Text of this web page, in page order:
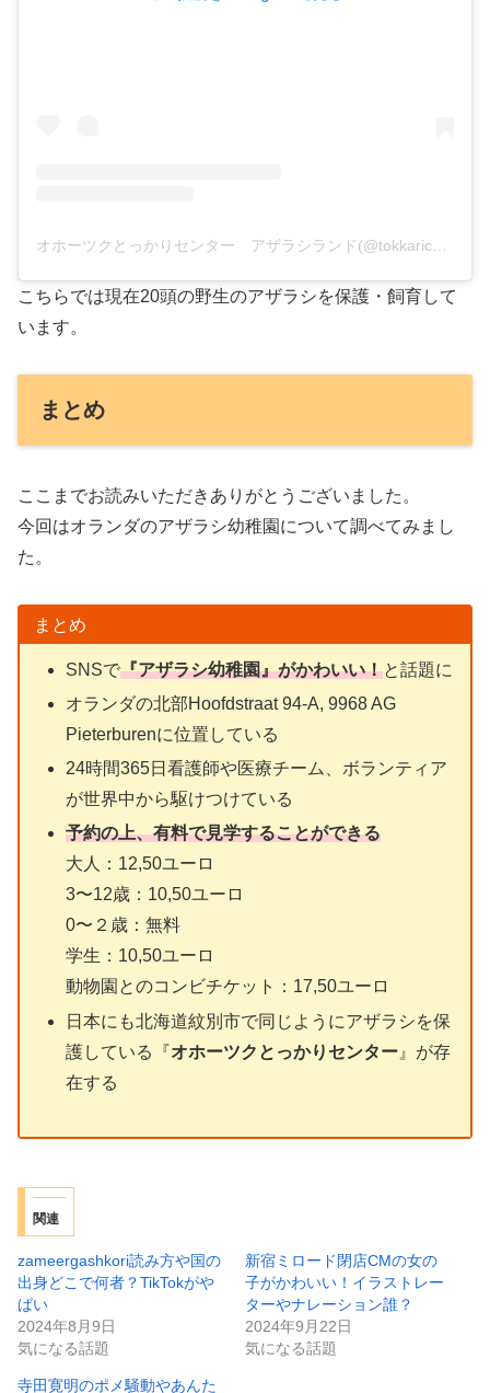
こちらでは現在20頭の野生のアザラシを保護・飼育して
います。
まとめ
ここまでお読みいただきありがとうございました。
今回はオランダのアザラシ幼稚園について調べてみまし
た。
まとめ
SNSで『アザラシ幼稚園』がかわいい！と話題に
オランダの北部Hoofdstraat 94-A, 9968 AG
Pieterburenに位置している
24時間365日看護師や医療チーム、ボランティア
が世界中から駆けつけている
予約の上、有料で見学することができる
大人：12,50ユーロ
3〜12歳：10,50ユーロ
0〜２歳：無料
学生：10,50ユーロ
動物園とのコンビチケット：17,50ユーロ
日本にも北海道紋別市で同じようにアザラシを保
護している『オホーツクとっかりセンター』が存
在する
関連
zameergashkori読み方や国の
出身どこで何者？TikTokがや
ばい
2024年8月9日
気になる話題
新宿ミロード閉店CMの女の
子がかわいい！イラストレー
ターやナレーション誰？
2024年9月22日
気になる話題
寺田寛明のポメ騒動やあんた